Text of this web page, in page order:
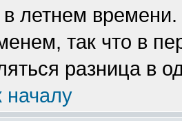
летнем
так что в
разница в
началу